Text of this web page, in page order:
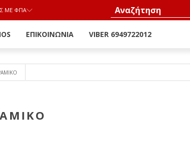
ΜΕ ΦΠΑ
ΕΠΙΚΟΙΝΩΝΊΑ VIBER 6949722012